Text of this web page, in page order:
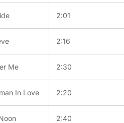
2:01
2:16
Me 2:30
In Love 2:20
2:40